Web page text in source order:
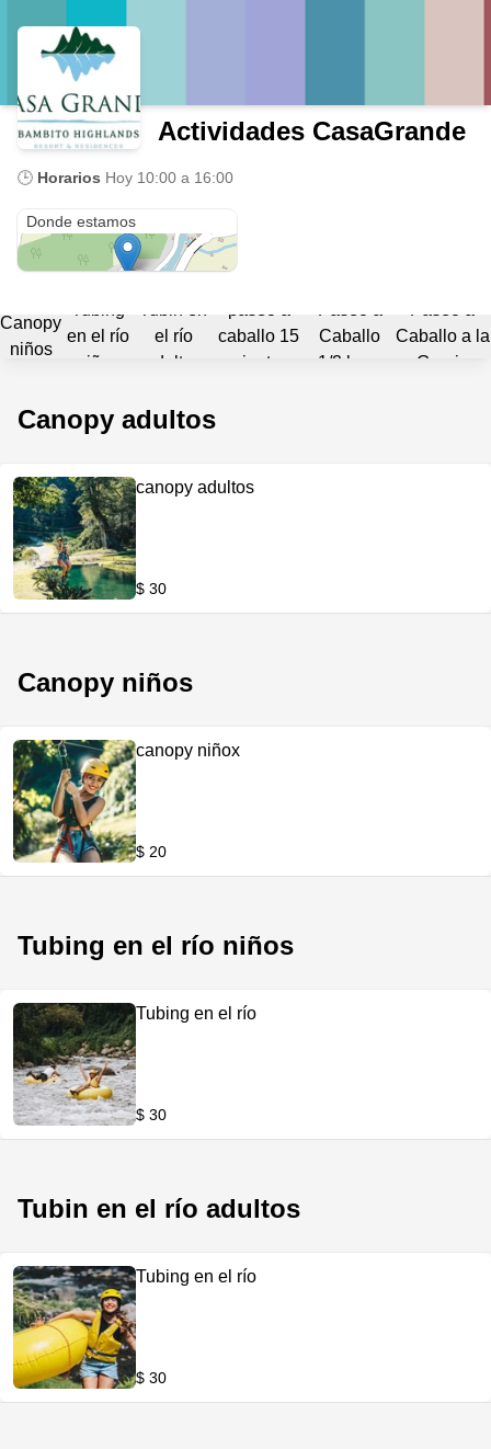
Actividades CasaGrande
🕒 Horarios Hoy 10:00 a 16:00
Donde estamos
Canopy
niños
en el río
niños
el río
adultos
caballo 15
minutos
Caballo
1/2 hora
Caballo a la
Granja
Canopy adultos
canopy adultos
$ 30
Canopy niños
canopy niñox
$ 20
Tubing en el río niños
Tubing en el río
$ 30
Tubin en el río adultos
Tubing en el río
$ 30